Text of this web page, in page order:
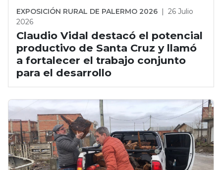
EXPOSICIÓN RURAL DE PALERMO 2026 | 26 Julio
2026
Claudio Vidal destacó el potencial
productivo de Santa Cruz y llamó
a fortalecer el trabajo conjunto
para el desarrollo